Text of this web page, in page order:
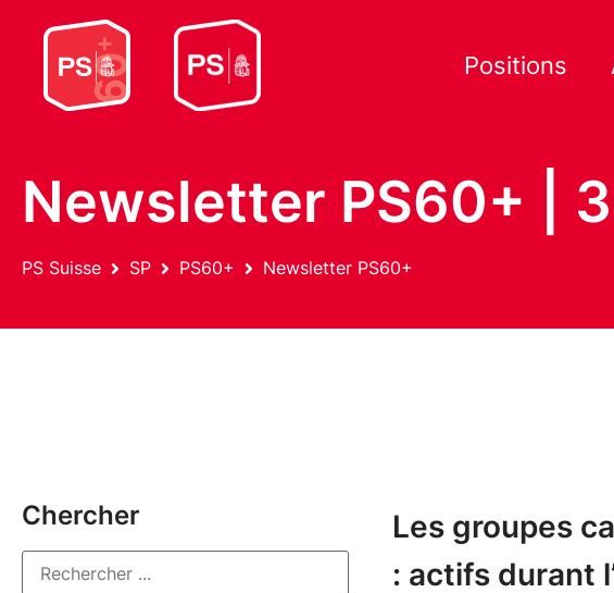
Positions
Newsletter PS60+ |
PS Suisse SP PS60+ Newsletter PS60+
Chercher
Les groupes
: actifs durant